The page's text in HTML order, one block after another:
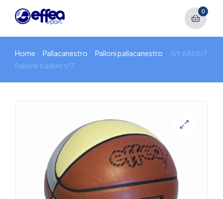
0
Home Pallacanestro Palloni pallacanestro
Art.6868/7
Pallone basket n°7